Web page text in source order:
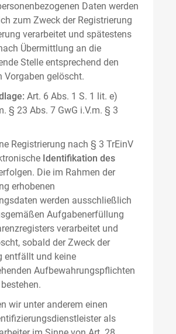
Daten werden
zum Zweck der Registrierung
verarbeitet und spätestens
Übermittlung an die
Stelle entsprechend den
Vorgaben gelöscht.
Art. 6 Abs. 1 S. 1 lit. e)
§ 23 Abs. 7 GwG i.V.m. § 3
Registrierung nach § 3 TrEinV
Identifikation des
Die im Rahmen der
erhobenen
werden ausschließlich
Aufgabenerfüllung
verarbeitet und
sobald der Zweck der
entfällt und keine
Aufbewahrungspflichten
wir unter anderem einen
als